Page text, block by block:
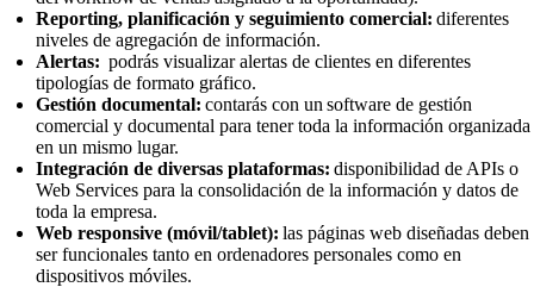
Reporting, planificación y seguimiento comercial:diferentes
niveles de agregación de información.
Alertas: podrás visualizar alertas de clientes en diferentes
tipologías de formato gráfico.
Gestión documental:contarás con un software de gestión
comercial y documental para tener toda la información organizada
en un mismo lugar.
Integración de diversas plataformas:disponibilidad de APIs o
Web Services para la consolidación de la información y datos de
toda la empresa.
Web responsive (móvil/tablet): las páginas web diseñadas deben
ser funcionales tanto en ordenadores personales como en
dispositivos móviles.